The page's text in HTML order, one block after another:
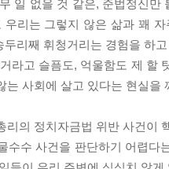
일 없을 것 같은, 준법정신
우리는 그렇지 않은 삶과 꽤
두리째 휘청거리는 경험을 하
라고 슬픔도, 억울함도 제 할
는 사회에 살고 있다는 현실
리의 정치자금법 위반 사건이
수수 사건을 판단하기 어렵